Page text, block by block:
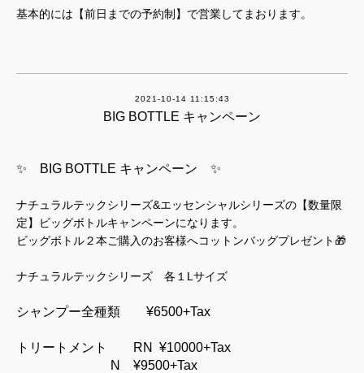
基本的には【前日までの予約制】で営業してまおります。
2021-10-14 11:15:43
BIG BOTTLE キャンペーン
✨ BIG BOTTLE キャンペーン ✨
ナチュラルテックシリーズ&エッセンシャルシリーズの【数量限
定】ビッグボトルキャンペーンになります。
ビッグボトル２本ご購入のお客様へコットンバッグプレゼント🎁
ナチュラルテックシリーズ 各１Lサイズ
シャンプー全種類 ¥6500+Tax
トリートメント RN ¥10000+Tax
N ¥9500+Tax